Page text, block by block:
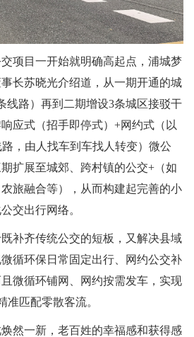
项目一开始就明确高起点，浦城梦
长苏晓光介绍道，从一期开通的城
线路）再到二期增设3条城区接驳干
应式（招手即停式）+网约式（以
，由人找车到车找人转变）微公
扩展至城郊、跨村镇的公交+（如
旅融合等），从而构建起完善的小
交出行网络。
补齐传统公交的短板，又解决县域
循环保日常固定出行、网约公交补
微循环铺网、网约按需发车，实现
准匹配零散客流。
然一新，老百姓的幸福感和获得感